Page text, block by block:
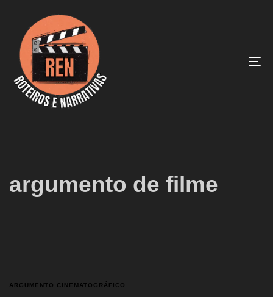
argumento de filme
ARGUMENTO CINEMATOGRÁFICO